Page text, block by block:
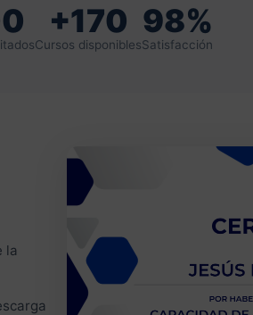
+170
Cursos disponibles
98%
Satisfacción
la